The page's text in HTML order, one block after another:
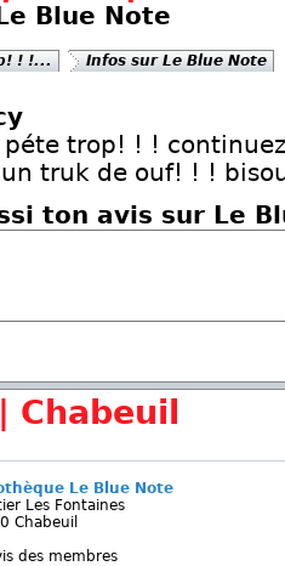
Blue Note
! !... Infos sur Le Blue Note
trop! ! !
truk de ouf! ! !
ton avis sur Le
Chabeuil
Le Blue Note
Les Fontaines
Chabeuil
des membres